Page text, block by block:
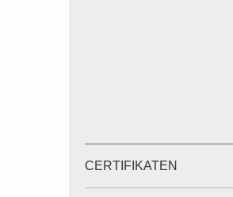
CERTIFIKATEN